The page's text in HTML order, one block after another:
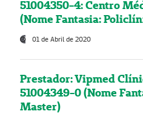
51004350-4: Centro
(Nome Fantasia:
01 de Abril de 2020
Prestador: Vipmed
51004349-0 (Nome
Master)